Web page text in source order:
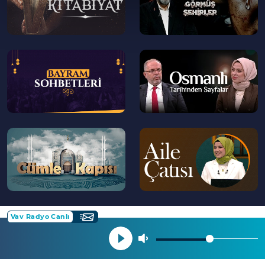
--
>
--
>
--
>
--
Vav Radyo Canlı